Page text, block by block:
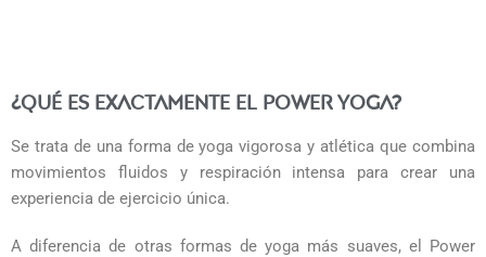
¿Qué es exactamente el Power Yoga?
Se trata de una forma de yoga vigorosa y atlética que combina
movimientos fluidos y respiración intensa para crear una
experiencia de ejercicio única.
A diferencia de otras formas de yoga más suaves, el Power